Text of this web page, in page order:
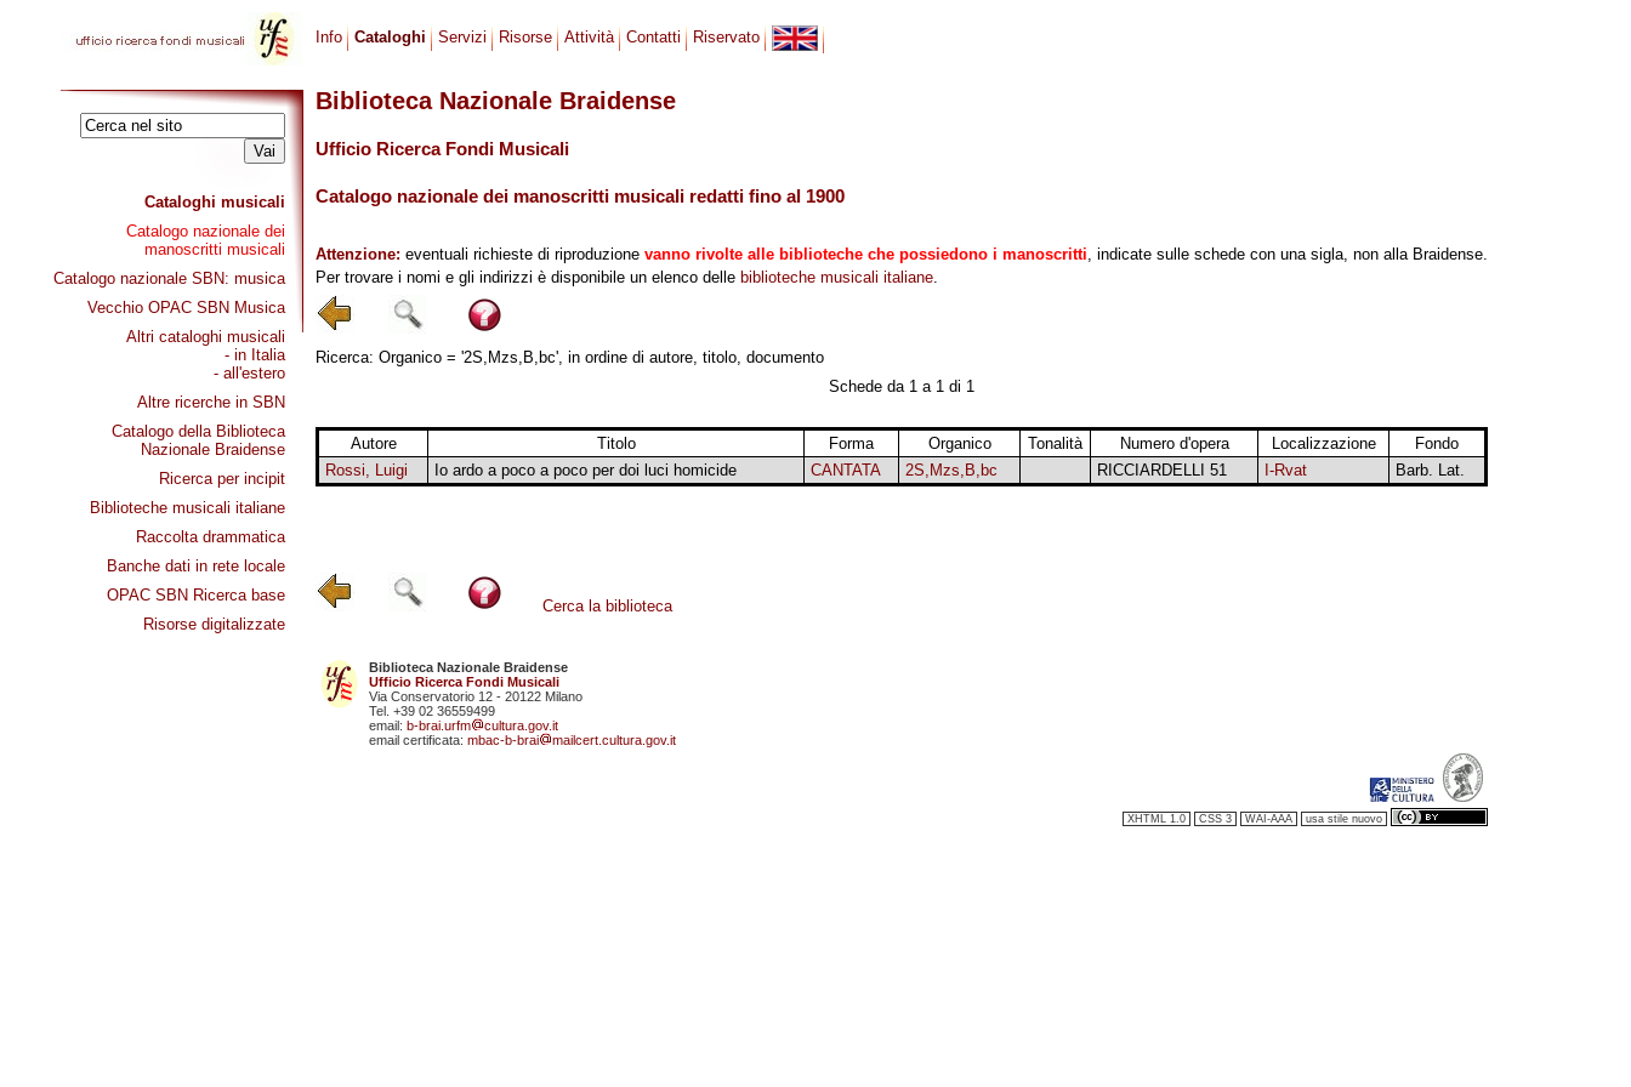
Cataloghi musicali
Catalogo nazionale dei
manoscritti musicali
Catalogo nazionale SBN: musica
Vecchio OPAC SBN Musica
Altri cataloghi musicali
- in Italia
- all'estero
Altre ricerche in SBN
Catalogo della Biblioteca
Nazionale Braidense
Ricerca per incipit
Biblioteche musicali italiane
Raccolta drammatica
Banche dati in rete locale
OPAC SBN Ricerca base
Risorse digitalizzate
Info Cataloghi Servizi Risorse Attività Contatti Riservato
Biblioteca Nazionale Braidense
Ufficio Ricerca Fondi Musicali
Catalogo nazionale dei manoscritti musicali redatti fino al 1900
Attenzione: eventuali richieste di riproduzione vanno rivolte alle biblioteche che possiedono i manoscritti, indicate sulle schede con una sigla, non alla Braidense.
Per trovare i nomi e gli indirizzi è disponibile un elenco delle biblioteche musicali italiane.
Ricerca: Organico = '2S,Mzs,B,bc', in ordine di autore, titolo, documento
Schede da 1 a 1 di 1
Autore Titolo Forma Organico Tonalità Numero d'opera Localizzazione
Fondo
Rossi, Luigi
Io ardo a poco a poco per doi luci homicide CANTATA 2S,Mzs,B,bc RICCIARDELLI 51 I-Rvat Barb. Lat.
Cerca la biblioteca
Biblioteca Nazionale Braidense
Ufficio Ricerca Fondi Musicali
Via Conservatorio 12 - 20122 Milano
Tel. +39 02 36559499
email: b-brai.urfm
cultura.gov.it
email certificata: mbac-b-brai mailcert.cultura.gov.it
XHTML 1.0 CSS 3 WAI-AAA usa stile nuovo